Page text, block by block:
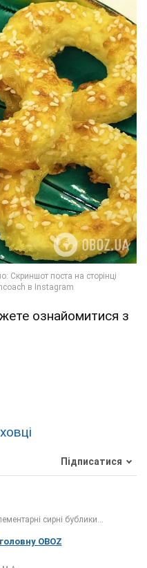
ознайомитися з
Підписатися
сирні бублики...
OBOZ